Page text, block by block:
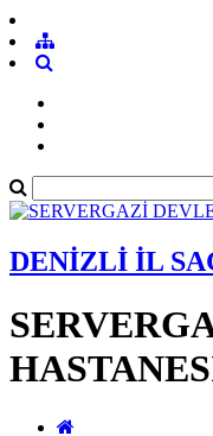
DENİZLİ İL